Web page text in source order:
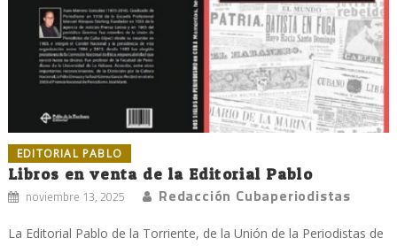
EDITORIAL PABLO
Libros en venta de la Editorial Pablo
noviembre 13, 2025 Redacción Cubaperiodistas
La Editorial Pablo de la Torriente, de la Unión de la Periodistas de